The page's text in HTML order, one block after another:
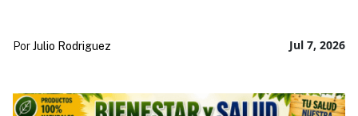
Jul 7, 2026
PorJulio Rodriguez